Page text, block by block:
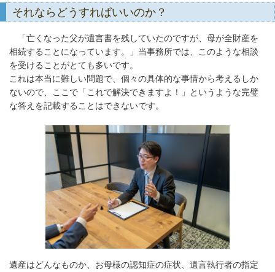
それならどうすればいいのか？
「亡くなった父が遺言書を残していたのですが、母が全財産を
相続することになっています。」当事務所では、このような相談
を受けることがとても多いです。
これは本当に難しい問題で、個々の具体的な事情から考えるしか
ないので、ここで「これで解決できますよ！」というような完璧
な答えを記載することはできないです。
遺産はどんなものか、お母様の認知症の症状、遺言執行者の指定